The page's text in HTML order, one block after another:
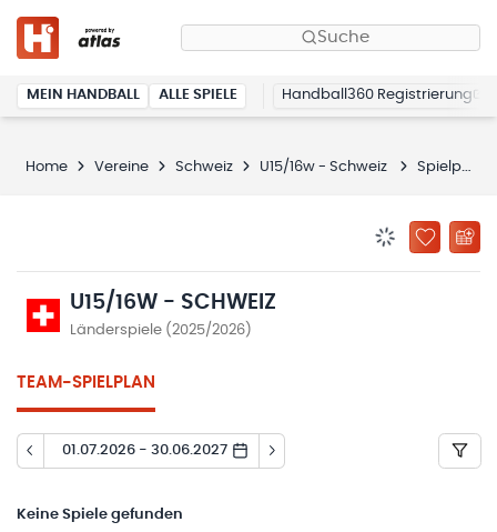
Suche
MEIN HANDBALL ALLE SPIELE Handball360 Registrierung
Home Vereine Schweiz U15/16w - Schweiz Spielplan
ZU
U15/16W - SCHWEIZ
Länderspiele (2025/2026)
TEAM-SPIELPLAN
01.07.2026 - 30.06.2027
Keine Spiele gefunden